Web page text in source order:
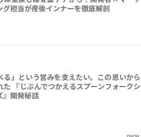
グ担当が産後インナーを徹底解剖
る」という営みを支えたい。この思いから
た 『じぶんでつかえるスプーンフォークシ
』開発秘話